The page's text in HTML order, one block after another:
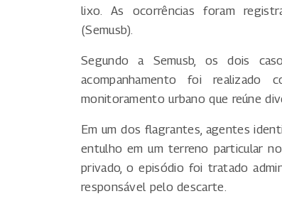
lixo. As ocorrências foram
(Semusb).
Segundo a Semusb, os dois
acompanhamento foi
monitoramento urbano que reúne
Em um dos flagrantes, agentes
entulho em um terreno particular
privado, o episódio foi tratado
responsável pelo descarte.